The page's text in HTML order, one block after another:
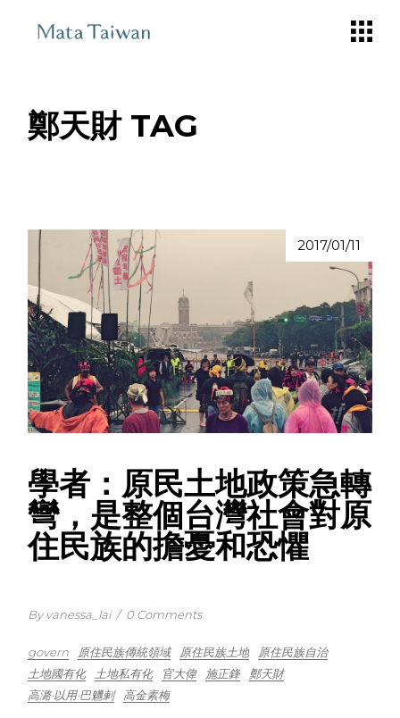
鄭天財 TAG
2017/01/11
學者：原民土地政策急轉
彎，是整個台灣社會對原
住民族的擔憂和恐懼
By vanessa_lai / 0 Comments
govern 原住民族傳統領域 原住民族土地
原住民族自治
土地國有化
土地私有化 官大偉 施正鋒
鄭天財
高潞·以用·巴魕剌
高金素梅